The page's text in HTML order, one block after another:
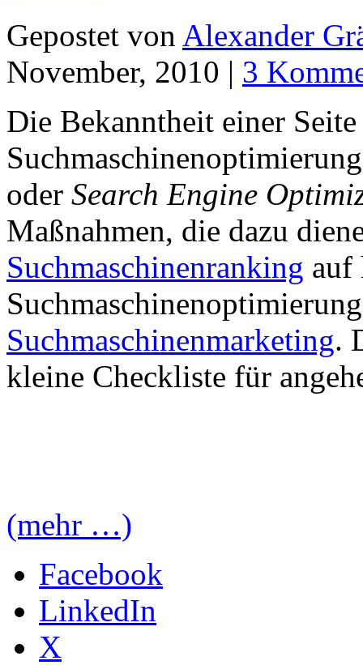
Gepostet von Alexander
November, 2010 | 3
Die Bekanntheit einer
oder Search Engine
Maßnahmen, die dazu
Suchmaschinenranking auf
Suchmaschinenmarketing.
kleine Checkliste für
(mehr …)
Facebook
LinkedIn
X